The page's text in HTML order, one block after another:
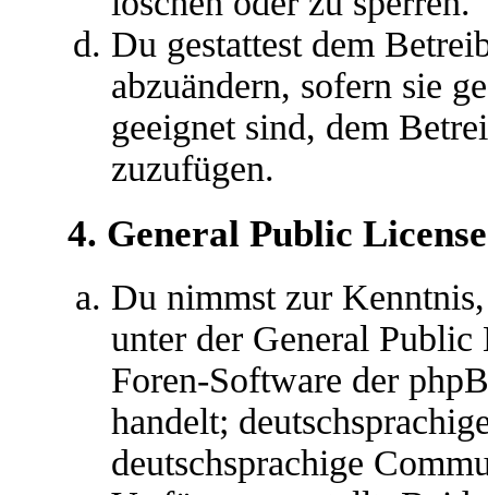
Du gestattest dem
abzuändern, sofern sie
geeignet sind, dem
zuzufügen.
4. General Public License
Du nimmst zur
unter der General
Foren-Software der
handelt;
deutschsprachige